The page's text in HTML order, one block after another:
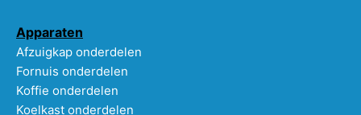
Apparaten
Afzuigkap onderdelen
Fornuis onderdelen
Koffie onderdelen
Koelkast onderdelen